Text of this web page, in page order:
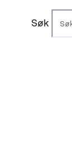
Søk